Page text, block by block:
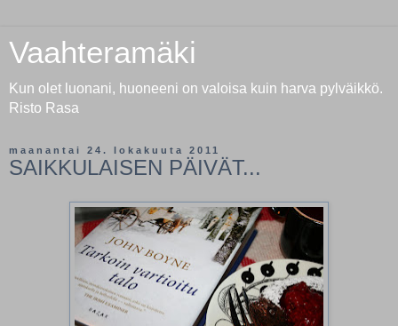
Vaahteramäki
Kun olet luonani, huoneeni on valoisa kuin harva pylväikkö.
Risto Rasa
maanantai 24. lokakuuta 2011
SAIKKULAISEN PÄIVÄT...